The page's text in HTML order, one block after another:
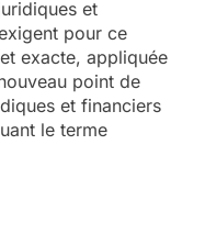
et
pour ce
exacte, appliquée
point de
et financiers
le terme